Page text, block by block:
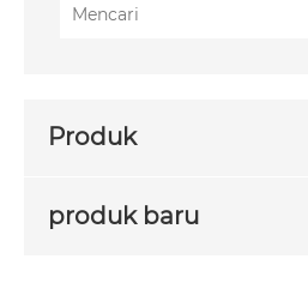
Produk
produk baru